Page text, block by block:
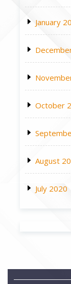
January
October
August
July 2020